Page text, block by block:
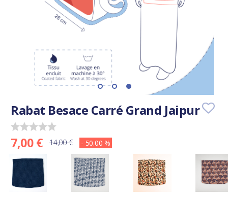
Rabat Besace Carré Grand Jaipur
7,00 € 14,00 € - 50.00 %